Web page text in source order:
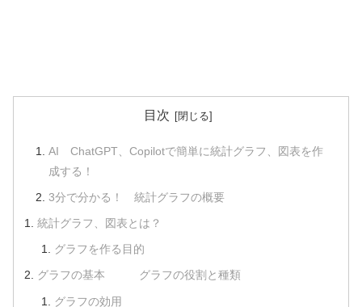
目次
AI ChatGPT、Copilotで簡単に統計グラフ、図表を作
成する！
3分で分かる！ 統計グラフの概要
統計グラフ、図表とは？
グラフを作る目的
グラフの基本 グラフの役割と種類
グラフの効用